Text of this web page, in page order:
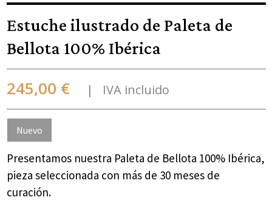
Estuche ilustrado de Paleta de
Bellota 100% Ibérica
245,00 € IVA incluido
Nuevo
Presentamos nuestra Paleta de Bellota 100% Ibérica,
pieza seleccionada con más de 30 meses de
curación.